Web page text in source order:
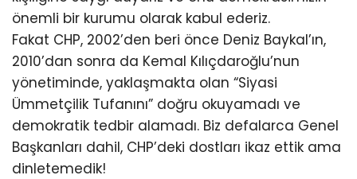
önemli bir kurumu olarak kabul ederiz.
Fakat CHP, 2002’den beri önce Deniz Baykal’ın,
2010’dan sonra da Kemal Kılıçdaroğlu’nun
yönetiminde, yaklaşmakta olan “Siyasi
Ümmetçilik Tufanını” doğru okuyamadı ve
demokratik tedbir alamadı. Biz defalarca Genel
Başkanları dahil, CHP’deki dostları ikaz ettik ama
dinletemedik!